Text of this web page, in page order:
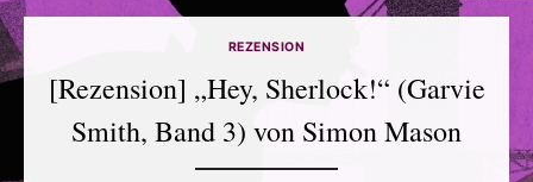
REZENSION
[Rezension] „Hey, Sherlock!“ (Garvie
Smith, Band 3) von Simon Mason